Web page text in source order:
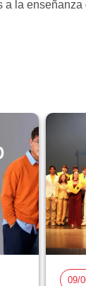
la
09/